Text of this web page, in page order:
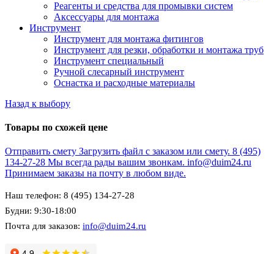
Реагенты и средства для промывки систем
Аксессуары для монтажа
Инструмент
Инструмент для монтажа фитингов
Инструмент для резки, обработки и монтажа труб
Инструмент специальный
Ручной слесарный инструмент
Оснастка и расходные материалы
Назад к выбору
Товары по схожей цене
Отправить смету Загрузить файл с заказом или смету. 8 (495)
134-27-28 Мы всегда рады вашим звонкам. info@duim24.ru
Принимаем заказы на почту в любом виде.
Наш телефон: 8 (495) 134-27-28
Будни: 9:30-18:00
Почта для заказов: info@duim24.ru